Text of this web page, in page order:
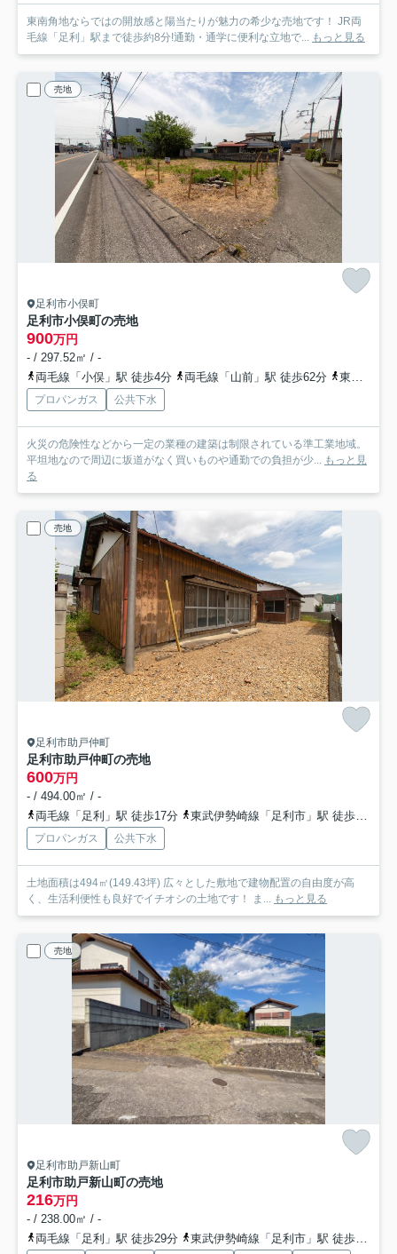
東南角地ならではの開放感と陽当たりが魅力の希少な売地です！ JR両
毛線「足利」駅まで徒歩約8分!通勤・通学に便利な立地で... もっと見る
売地
足利市小俣町
足利市小俣町の売地
900万円
- / 297.52㎡ / -
両毛線「小俣」駅 徒歩4分
両毛線「山前」駅 徒歩62分 東武桐生線「新桐生」駅 徒歩78分
プロパンガス 公共下水
火災の危険性などから一定の業種の建築は制限されている準工業地域。
平坦地なので周辺に坂道がなく買いものや通勤での負担が少... もっと見
る
売地
足利市助戸仲町
足利市助戸仲町の売地
600万円
- / 494.00㎡ / -
両毛線「足利」駅 徒歩17分
東武伊勢崎線「足利市」駅 徒歩32分
プロパンガス 公共下水
土地面積は494㎡(149.43坪) 広々とした敷地で建物配置の自由度が高
く、生活利便性も良好でイチオシの土地です！ ま... もっと見る
売地
足利市助戸新山町
足利市助戸新山町の売地
216万円
- / 238.00㎡ / -
両毛線「足利」駅 徒歩29分
東武伊勢崎線「足利市」駅 徒歩43分